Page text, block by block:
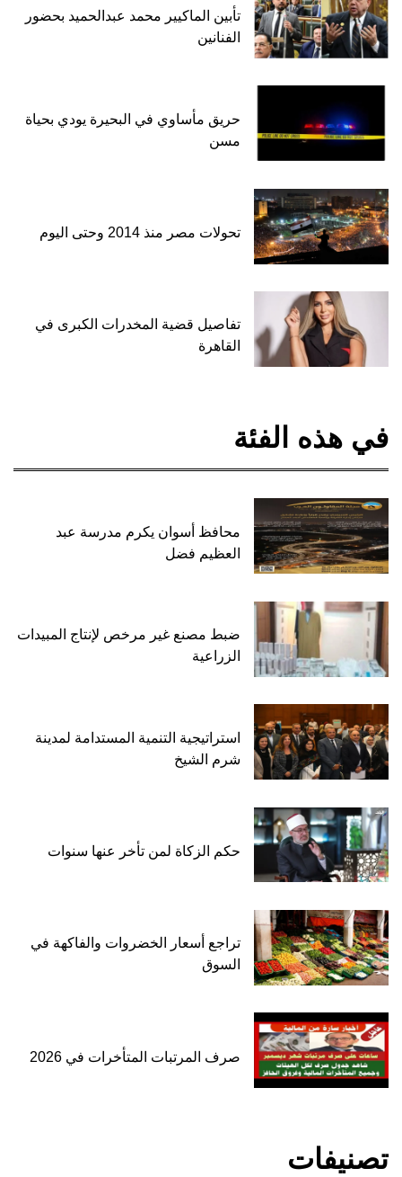
تأبين الماكيير محمد عبدالحميد بحضور
الفنانين
حريق مأساوي في البحيرة يودي بحياة
مسن
تحولات مصر منذ 2014 وحتى اليوم
تفاصيل قضية المخدرات الكبرى في
القاهرة
في هذه الفئة
محافظ أسوان يكرم مدرسة عبد
العظيم فضل
ضبط مصنع غير مرخص لإنتاج المبيدات
الزراعية
استراتيجية التنمية المستدامة لمدينة
شرم الشيخ
حكم الزكاة لمن تأخر عنها سنوات
تراجع أسعار الخضروات والفاكهة في
السوق
صرف المرتبات المتأخرات في 2026
تصنيفات